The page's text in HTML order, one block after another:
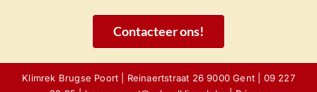
Contacteer ons!
Klimrek Brugse Poort | Reinaertstraat 26 9000 Gent | 09 227